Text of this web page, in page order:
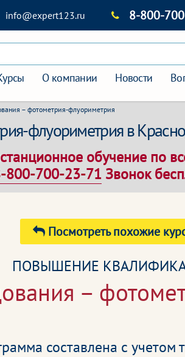
info@expert123.ru 8-800-
О компании Новости
– фотометрия-флуориметрия
флуориметрия в
обучение по
800-700-23-71 Звонок
Посмотреть похожие
ПОВЫШЕНИЕ
–
составлена с учетом